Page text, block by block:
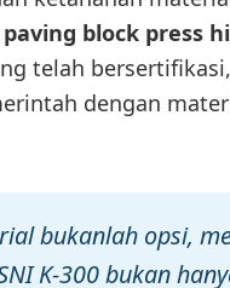
paving block press
telah
dengan
bukanlah opsi,
K-300 bukan